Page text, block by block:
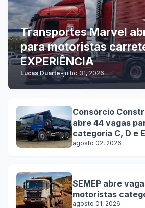
Transportes Marvel
para motoristas
EXPERIÊNCIA
Lucas Duarte-julho 31, 2026
Consórcio
abre 44 vagas
categoria C, D e E
agosto 02, 2026
SEMEP abre
motoristas
agosto 01, 2026